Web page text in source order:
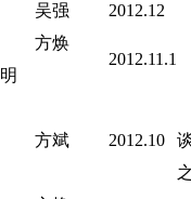
吴强
2012.12
方焕
明
2012.11.1
方斌 2012.10